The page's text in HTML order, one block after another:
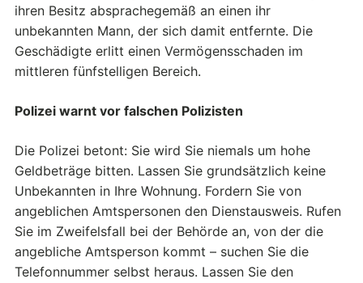
ihren Besitz absprachegemäß an einen ihr
unbekannten Mann, der sich damit entfernte. Die
Geschädigte erlitt einen Vermögensschaden im
mittleren fünfstelligen Bereich.
Polizei warnt vor falschen Polizisten
Die Polizei betont: Sie wird Sie niemals um hohe
Geldbeträge bitten. Lassen Sie grundsätzlich keine
Unbekannten in Ihre Wohnung. Fordern Sie von
angeblichen Amtspersonen den Dienstausweis. Rufen
Sie im Zweifelsfall bei der Behörde an, von der die
angebliche Amtsperson kommt – suchen Sie die
Telefonnummer selbst heraus. Lassen Sie den